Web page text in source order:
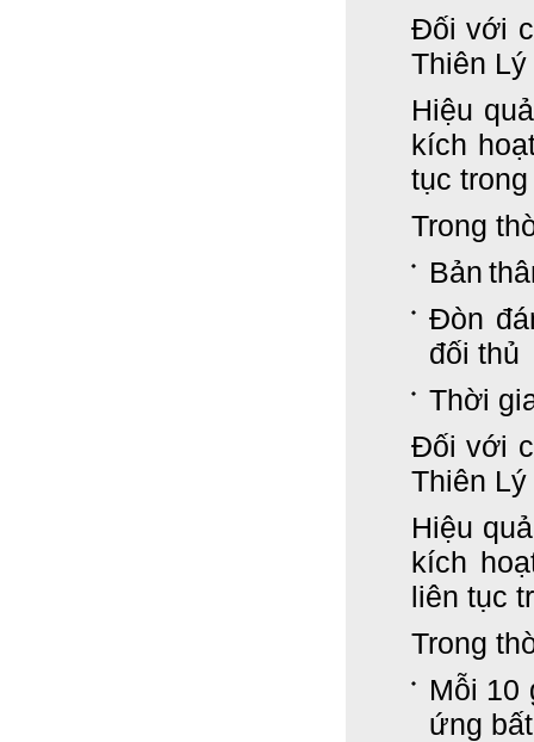
Đối với
Thiên
Hiệu
kích
tục trong
Trong
Bản
Đòn
đối thủ
Thời
Đối với
Thiên
Hiệu
kích
liên tục
Trong
Mỗi 10
ứng bất